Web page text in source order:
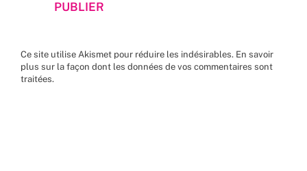
Ce site utilise Akismet pour réduire les indésirables. En savoir
plus sur la façon dont les données de vos commentaires sont
traitées.